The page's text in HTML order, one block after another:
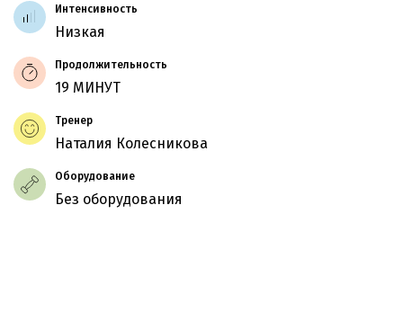
Интенсивность
Низкая
Продолжительность
19 МИНУТ
Тренер
Наталия Колесникова
Оборудование
Без оборудования